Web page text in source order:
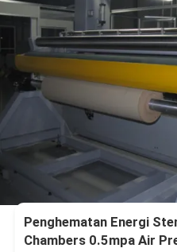
Penghematan Energi
Chambers 0.5mpa Air